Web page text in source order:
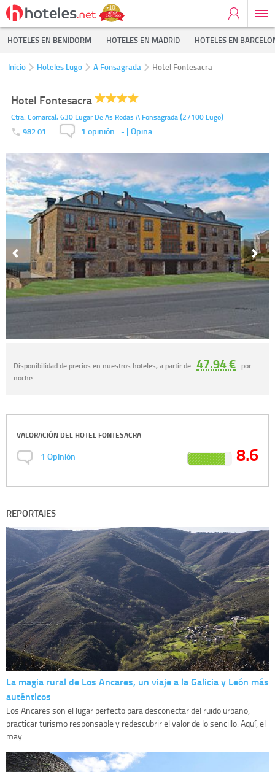
HOTELES EN BENIDORM HOTELES EN MADRID HOTELES EN
Inicio Hoteles Lugo A Fonsagrada Hotel Fontesacra
Hotel Fontesacra
Ctra. Comarcal, 630 Lugar De As Rodas A Fonsagrada(27100 Lugo)
982 01 1 opinión - | Opina
Disponibilidad de precios en nuestros hoteles, a partir de 47.94 € por
noche.
VALORACIÓN DEL HOTEL FONTESACRA
1 Opinión 8.6
REPORTAJES
La magia rural de Los Ancares, un viaje a la Galicia y León más
auténticos
Los Ancares son el lugar perfecto para desconectar del ruido urbano,
practicar turismo responsable y redescubrir el valor de lo sencillo. Aquí, el
may...